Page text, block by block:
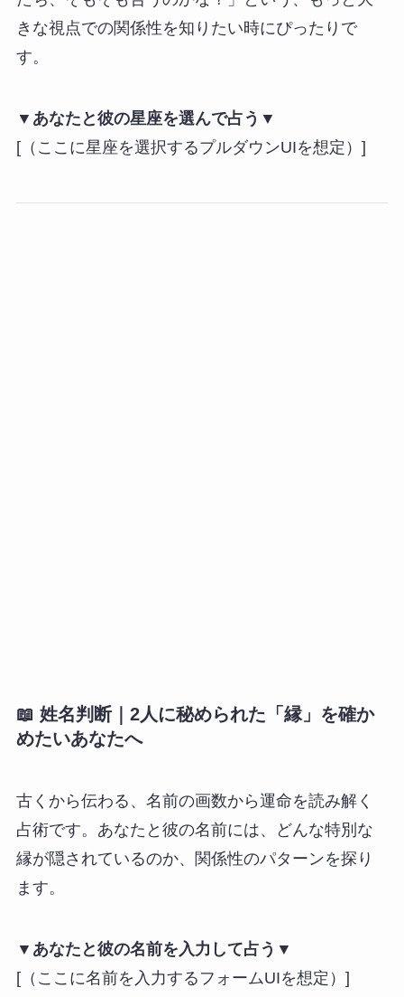
きな視点での関係性を知りたい時にぴったりで
す。
▼あなたと彼の星座を選んで占う▼
[（ここに星座を選択するプルダウンUIを想定）]
📖 姓名判断｜2人に秘められた「縁」を確か
めたいあなたへ
古くから伝わる、名前の画数から運命を読み解く
占術です。あなたと彼の名前には、どんな特別な
縁が隠されているのか、関係性のパターンを探り
ます。
▼あなたと彼の名前を入力して占う▼
[（ここに名前を入力するフォームUIを想定）]